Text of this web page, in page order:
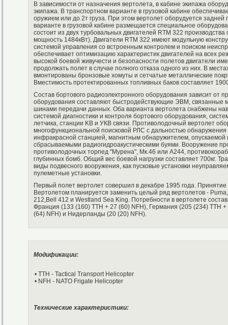
В зависимости от назначения вертолета, в кабине экипажа
экипажа. В транспортном варианте в грузовой кабине
оружием или до 2т груза. При этом вертолет оборудуется
варианте в грузовой кабине размещается специальное
состоит из двух турбовальных двигателей RTM 322
мощность 1484кВт). Двигатели RТМ 322 имеют модульную
системой управления со встроенным контролем и поиском
обеспечивает оптимизацию характеристик двигателей на всех
высокой боевой живучести и безопасности полетов двигатели
продолжать полет в случае полного отказа одного из них. В
вмонтированы бронзовые хомуты и сетчатые металлические
Вместимость протектированных топливных баков составляет
Состав бортового радиоэлектронного оборудования зависит от
оборудования составляют быстродействующие ЭВМ, связанные
шинами передачи данных. Оба варианта вертолета снабжены
системой диагностики и контроля бортового оборудования,
летчика, станции KB и УКВ связи. Противолодочный вертолет
многофункциональной поисковой РЛС с дальностью
инфракрасной станцией, магнитным обнаружителем, опускаемой
сбрасываемыми радиогидроакустическими буями. Вооружение
противолодочных торпед "Мурена", Мк.46 или А244,
глубинных бомб. Общий вес боевой нагрузки составляет 700кг.
виды подвесного вооружения, как пусковые установки
пулеметные установки.
Первый полет вертолет совершил в декабре 1995 года.
Вертолетом планируется заменить целый ряд вертолетов -
212,Bell 412 и Westland Sea King. Потребности в вертолете
Франция (133 (160) TTH + 27 (60) NFH), Германия (205 (234) TTH
(64) NFH) и Нидерланды (20 (20) NFH).
Модификации:
• TTH - Tactical Transport Helicopter
• NFH - NATO Frigate Helicopter
Технические характеристики: